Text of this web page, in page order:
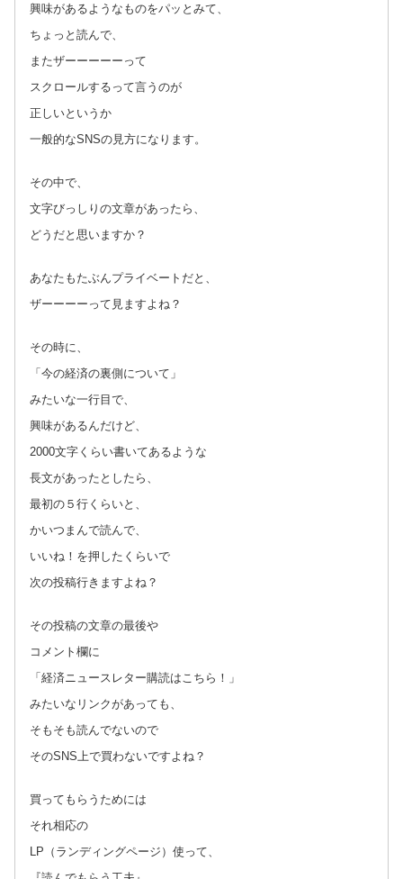
興味があるようなものをパッとみて、
ちょっと読んで、
またザーーーーーって
スクロールするって言うのが
正しいというか
一般的なSNSの見方になります。
その中で、
文字びっしりの文章があったら、
どうだと思いますか？
あなたもたぶんプライベートだと、
ザーーーーって見ますよね？
その時に、
「今の経済の裏側について」
みたいな一行目で、
興味があるんだけど、
2000文字くらい書いてあるような
長文があったとしたら、
最初の５行くらいと、
かいつまんで読んで、
いいね！を押したくらいで
次の投稿行きますよね？
その投稿の文章の最後や
コメント欄に
「経済ニュースレター購読はこちら！」
みたいなリンクがあっても、
そもそも読んでないので
そのSNS上で買わないですよね？
買ってもらうためには
それ相応の
LP（ランディングページ）使って、